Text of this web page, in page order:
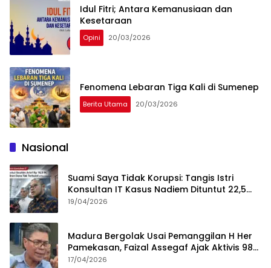
Idul Fitri; Antara Kemanusiaan dan
Kesetaraan
Opini 20/03/2026
Fenomena Lebaran Tiga Kali di Sumenep
Berita Utama 20/03/2026
Nasional
Suami Saya Tidak Korupsi: Tangis Istri
Konsultan IT Kasus Nadiem Dituntut 22,5
Tahun
19/04/2026
Madura Bergolak Usai Pemanggilan H Her
Pamekasan, Faizal Assegaf Ajak Aktivis 98
Bongkar Permainan KPK
17/04/2026